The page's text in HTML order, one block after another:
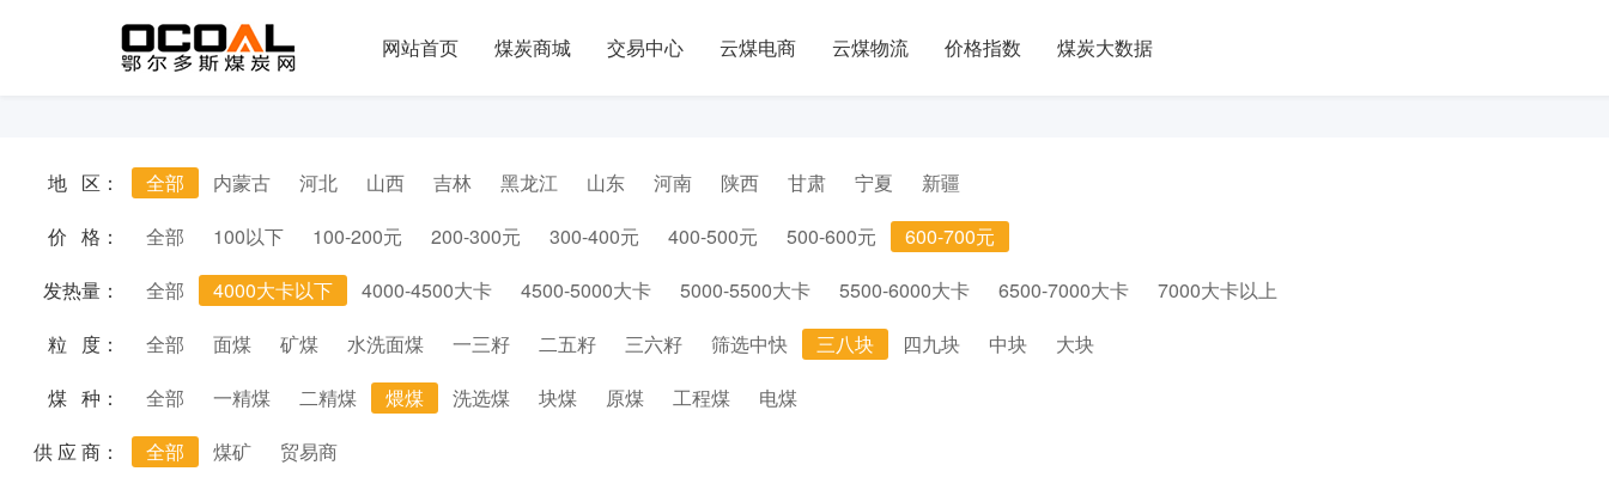
网站首页 煤炭商城 交易中心 云煤电商 云煤物流 价格指数 煤炭大数据
地 区： 全部 内蒙古 河北 山西 吉林 黑龙江 山东 河南 陕西 甘肃 宁夏
新疆
价 格：
全部 100以下 100-200元 200-300元 300-400元 400-500元 500-600元
600-700元
发热量：
全部 4000大卡以下 4000-4500大卡 4500-5000大卡 5000-5500大卡 5500-6000大卡 6500-7000大卡
7000大卡以上
粒 度：
全部 面煤 矿煤 水洗面煤 一三籽 二五籽 三六籽 筛选中快 三八块 四九块 中块
大块
煤 种：
全部 一精煤 二精煤 煨煤 洗选煤 块煤 原煤 工程煤
电煤
供 应 商：
全部 煤矿 贸易商